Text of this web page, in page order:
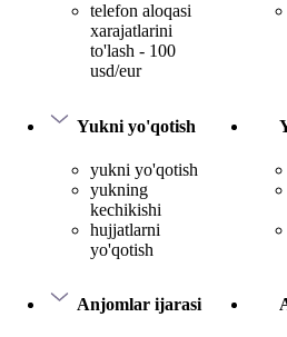
telefon aloqasi
xarajatlarini
to'lash - 100
usd/eur
Yukni yo'qotish
yukni yo'qotish
yukning
kechikishi
hujjatlarni
yo'qotish
Anjomlar ijarasi